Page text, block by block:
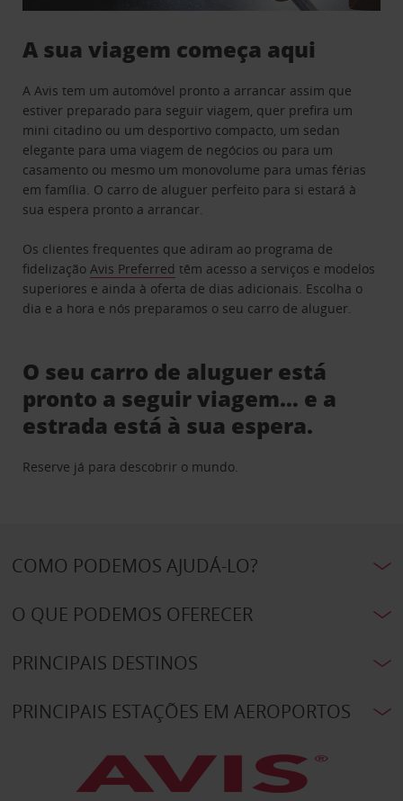
A sua viagem começa aqui
A Avis tem um automóvel pronto a arrancar assim que
estiver preparado para seguir viagem, quer prefira um
mini citadino ou um desportivo compacto, um sedan
elegante para uma viagem de negócios ou para um
casamento ou mesmo um monovolume para umas férias
em família. O carro de aluguer perfeito para si estará à
sua espera pronto a arrancar.
Os clientes frequentes que adiram ao programa de
fidelizaçãoAvis Preferred têm acesso a serviços e modelos
superiores e ainda à oferta de dias adicionais. Escolha o
dia e a hora e nós preparamos o seu carro de aluguer.
O seu carro de aluguer está
pronto a seguir viagem… e a
estrada está à sua espera.
Reserve já para descobrir o mundo.
COMO PODEMOS AJUDÁ-LO?
O QUE PODEMOS OFERECER
PRINCIPAIS DESTINOS
PRINCIPAIS ESTAÇÕES EM AEROPORTOS